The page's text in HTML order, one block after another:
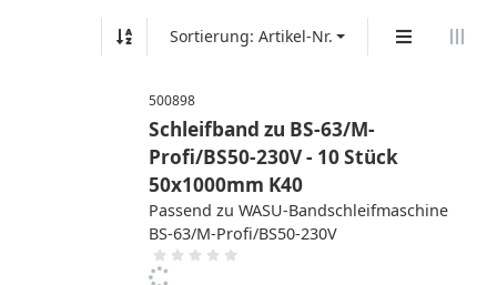
Sortierung: Artikel-Nr.
500898
Schleifband zu BS-63/M-
Profi/BS50-230V - 10 Stück
50x1000mm K40
Passend zu WASU-Bandschleifmaschine
BS-63/M-Profi/BS50-230V